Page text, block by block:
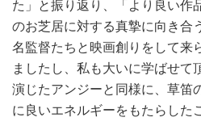
た」と振り返り、「より良い作
のお芝居に対する真摯に向き合
名監督たちと映画創りをして来
ましたし、私も大いに学ばせて
演じたアンジーと同様に、草笛
に良いエネルギーをもたらした